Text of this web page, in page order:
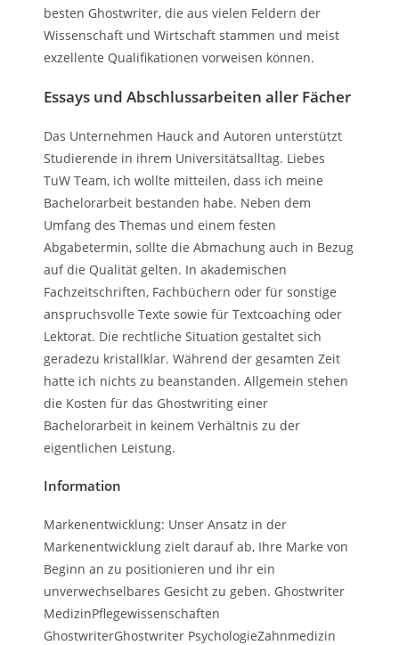
besten Ghostwriter, die aus vielen Feldern der
Wissenschaft und Wirtschaft stammen und meist
exzellente Qualifikationen vorweisen können.
Essays und Abschlussarbeiten aller Fächer
Das Unternehmen Hauck and Autoren unterstützt
Studierende in ihrem Universitätsalltag. Liebes
TuW Team, ich wollte mitteilen, dass ich meine
Bachelorarbeit bestanden habe. Neben dem
Umfang des Themas und einem festen
Abgabetermin, sollte die Abmachung auch in Bezug
auf die Qualität gelten. In akademischen
Fachzeitschriften, Fachbüchern oder für sonstige
anspruchsvolle Texte sowie für Textcoaching oder
Lektorat. Die rechtliche Situation gestaltet sich
geradezu kristallklar. Während der gesamten Zeit
hatte ich nichts zu beanstanden. Allgemein stehen
die Kosten für das Ghostwriting einer
Bachelorarbeit in keinem Verhältnis zu der
eigentlichen Leistung.
Information
Markenentwicklung: Unser Ansatz in der
Markenentwicklung zielt darauf ab, Ihre Marke von
Beginn an zu positionieren und ihr ein
unverwechselbares Gesicht zu geben. Ghostwriter
MedizinPflegewissenschaften
GhostwriterGhostwriter PsychologieZahnmedizin